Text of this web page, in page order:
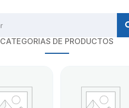
CATEGORIAS DE PRODUCTOS